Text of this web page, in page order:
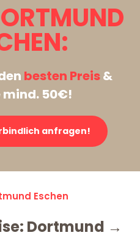
besten Preis&
mind. 50€!
anfragen!
Eschen
Dortmund →